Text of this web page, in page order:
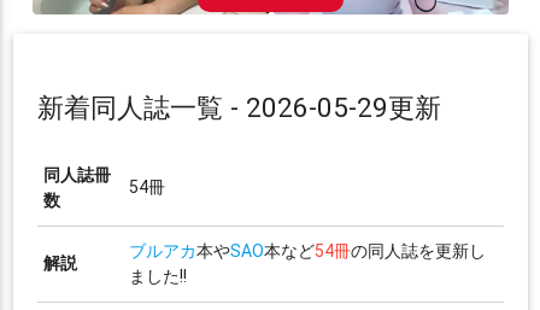
新着同人誌一覧 - 2026-05-29更新
同人誌冊
数
54冊
解説
ブルアカ本やSAO本など54冊の同人誌を更新し
ました!!